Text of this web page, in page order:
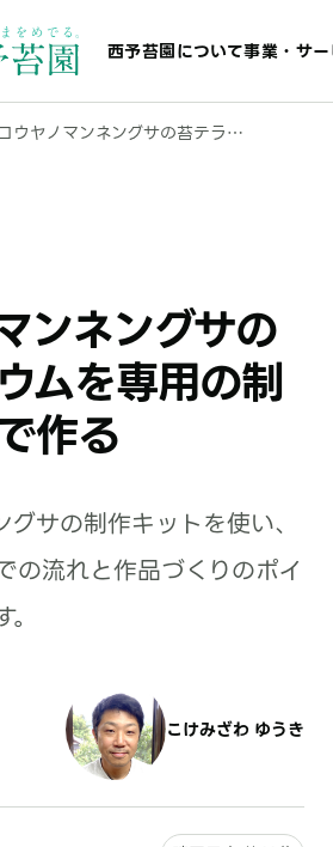
西予苔園について事業・サ
コウヤノマンネングサの苔テラリウムを専用の制作キットで作る
ンネングサの
ムを専用の制
作る
グサの制作キットを使い、
の流れと作品づくりのポイ
こけみざわ ゆうき